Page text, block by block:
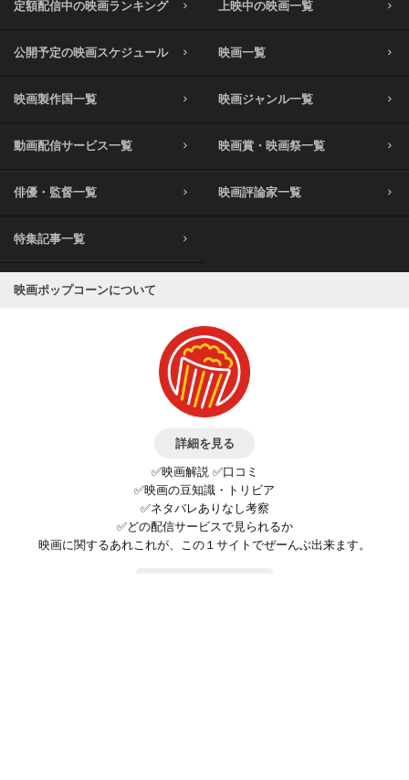
定額配信中の映画ランキング 上映中の映画一覧
公開予定の映画スケジュール 映画一覧
映画製作国一覧 映画ジャンル一覧
動画配信サービス一覧 映画賞・映画祭一覧
俳優・監督一覧 映画評論家一覧
特集記事一覧
映画ポップコーンについて
詳細を見る
✅映画解説 ✅口コミ
✅映画の豆知識・トリビア
✅ネタバレありなし考察
✅どの配信サービスで見られるか
映画に関するあれこれが、この１サイトでぜーんぶ出来ます。